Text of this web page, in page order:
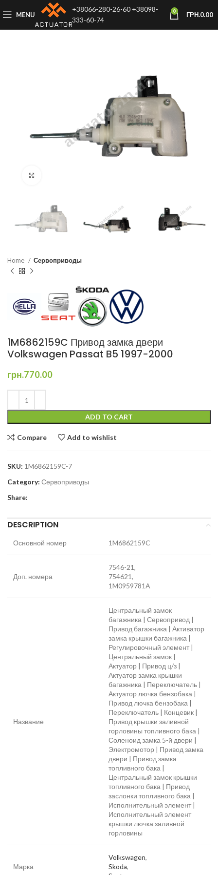
MENU
+38066-280-26-60 +38098-
333-60-74
0 ГРН.0.00
Home Сервоприводы
1M6862159C Привод замка двери
Volkswagen Passat B5 1997-2000
грн.770.00
ADD TO CART
Compare Add to wishlist
SKU: 1M6862159C-7
Category: Сервоприводы
Share:
DESCRIPTION
Основной номер 1M6862159C
Доп. номера
7546-21,
754621,
1M0959781A
Название
Центральный замок
багажника | Сервопривод |
Привод багажника | Активатор
замка крышки багажника |
Регулировочный элемент |
Центральный замок |
Актуатор | Привод ц/з |
Актуатор замка крышки
багажника | Переключатель |
Актуатор лючка бензобака |
Привод лючка бензобака |
Переключатель | Концевик |
Привод крышки заливной
горловины топливного бака |
Соленоид замка 5-й двери |
Электромотор | Привод замка
двери | Привод замка
топливного бака |
Центральный замок крышки
топливного бака | Привод
заслонки топливного бака |
Исполнительный элемент |
Исполнительный элемент
крышки лючка заливной
горловины
Марка
Volkswagen,
Skoda,